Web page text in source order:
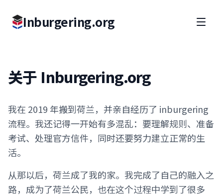
Inburgering.org
关于 Inburgering.org
我在 2019 年搬到荷兰，并亲自经历了 inburgering
流程。我还记得一开始有多混乱：要理解规则、准备
考试、处理官方信件，同时还要努力建立正常的生
活。
从那以后，荷兰成了我的家。我完成了自己的融入之
路，成为了荷兰公民，也在这个过程中学到了很多